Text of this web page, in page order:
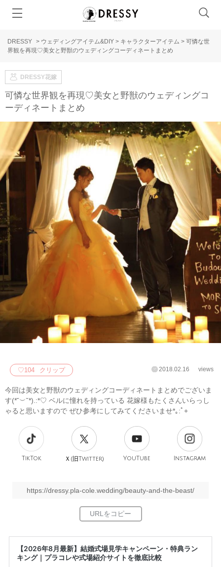
DRESSY > ウェディングアイテム&DIY > キャラクターアイテム > 可憐な世
界観を再現♡美女と野獣のウェディングコーディネートまとめ
DRESSY花嫁
可憐な世界観を再現♡美女と野獣のウェディングコ
ーディネートまとめ
♡104 クリップ 2018.02.16 views
今回は美女と野獣のウェディングコーディネートまとめでございま
す(*˘︶˘*).:*♡ ベルに憧れを持っている 花嫁様もたくさんいらっし
ゃると思いますので ぜひ参考にしてみてくださいませ*｡:ﾟ+
TikTok Ｘ(旧Twitter) YouTube Instagram
https://dressy.pla-cole.wedding/beauty-and-the-beast/
【2026年8月最新】結婚式場見学キャンペーン・特典ラン
キング｜プラコレや式場紹介サイトを徹底比較